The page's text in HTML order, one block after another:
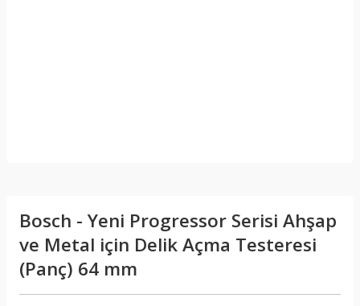
Bosch - Yeni Progressor Serisi Ahşap
ve Metal için Delik Açma Testeresi
(Panç) 64 mm